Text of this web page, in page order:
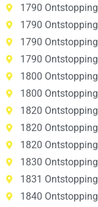
1790
1790
1790
1790
1800
1800
1820
1820
1820
1830
1831
1840